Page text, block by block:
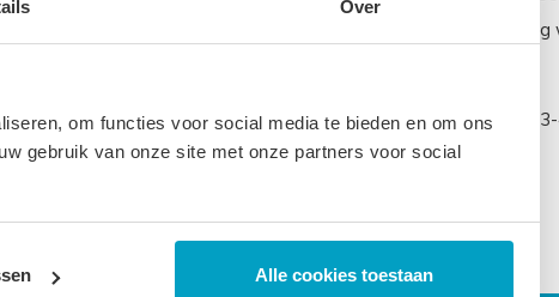
Over
om functies voor social media te bieden en om ons
gebruik van onze site met onze partners voor social
Alle cookies toestaan
een stevig comfort. Geschikt voor vrijwel iedereen die
matrassen zijn niet direct leverbaar, de productie kost
voorwaarden.